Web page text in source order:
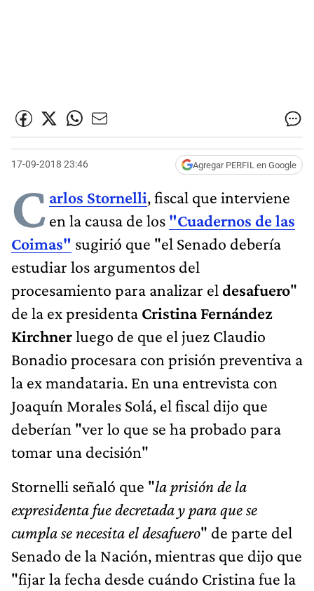
17-09-2018 23:46 Agregar PERFIL en Google
C arlos Stornelli, fiscal que interviene
en la causa de los "Cuadernos de las
Coimas" sugirió que "el Senado debería
estudiar los argumentos del
procesamiento para analizar el desafuero"
de la ex presidenta Cristina Fernández
Kirchnerluego de que el juez Claudio
Bonadio procesara con prisión preventiva a
la ex mandataria. En una entrevista con
Joaquín Morales Solá, el fiscal dijo que
deberían "ver lo que se ha probado para
tomar una decisión"
Stornelli señaló que "la prisión de la
expresidenta fue decretada y para que se
cumpla se necesita el desafuero" de parte del
Senado de la Nación, mientras que dijo que
"fijar la fecha desde cuándo Cristina fue la